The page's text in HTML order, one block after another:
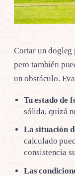
Cortar un dogleg
pero también
un obstáculo.
Tu estado de
sólida, quizá
La situación
calculado
consistencia
Las